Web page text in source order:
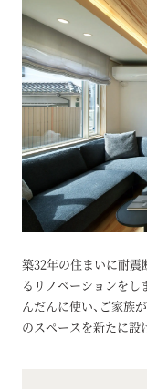
築32年の住まいに耐震
るリノベーションをし
んだんに使い、ご家族
のスペースを新たに設